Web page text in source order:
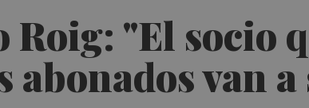
Roig: "El socio
abonados van